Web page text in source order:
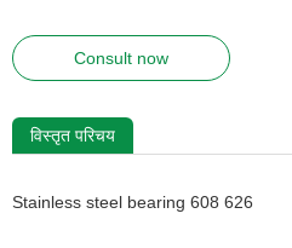
Consult now
विस्तृत परिचय
Stainless steel bearing 608 626